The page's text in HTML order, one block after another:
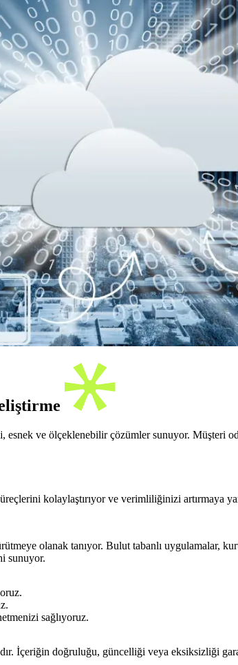
ve ölçeklenebilir çözümler sunuyor. Müşteri
kolaylaştırıyor ve verimliliğinizi artırmaya
olanak tanıyor. Bulut tabanlı uygulamalar,
sunuyor.
sağlıyoruz.
İçeriğin doğruluğu, güncelliği veya eksiksizliği